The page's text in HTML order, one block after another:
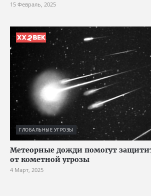
15 Февраль, 2025
ГЛОБАЛЬНЫЕ УГРОЗЫ
Метеорные дожди помогут
от кометной угрозы
4 Март, 2025